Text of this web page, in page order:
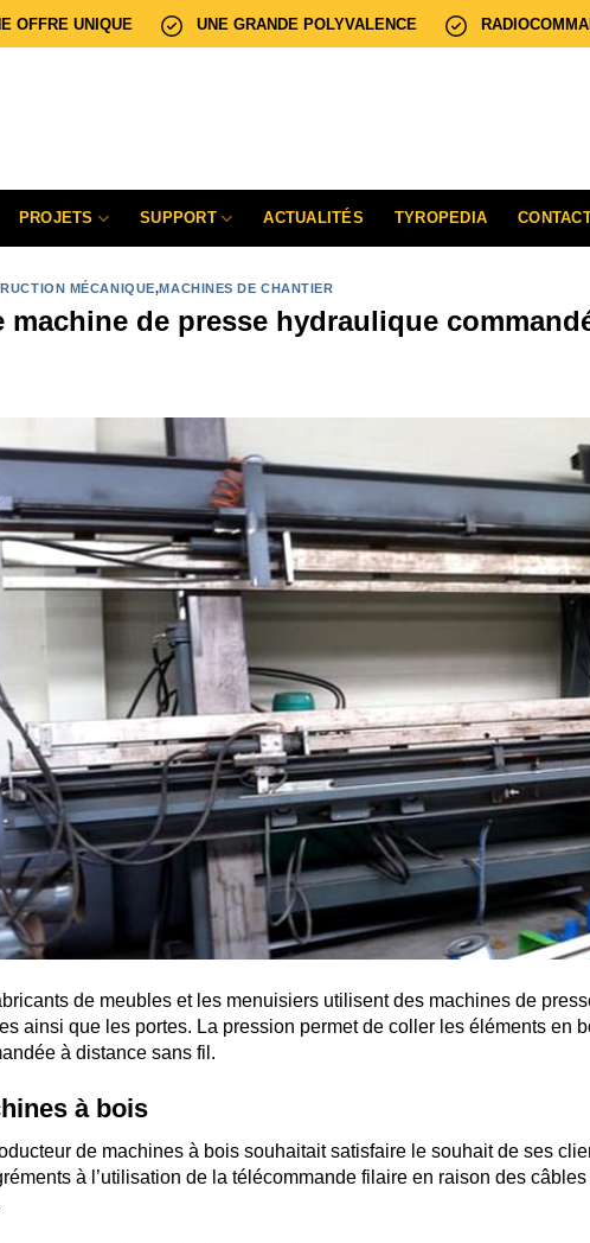
OFFRE UNIQUE UNE GRANDE POLYVALENCE
PROJETS SUPPORT ACTUALITÉS TYROPEDIA
MÉCANIQUE,MACHINES DE CHANTIER
machine de presse hydraulique
de meubles et les menuisiers utilisent des machines de
ainsi que les portes. La pression permet de coller les éléments en
à distance sans fil.
à bois
de machines à bois souhaitait satisfaire le souhait de ses
à l’utilisation de la télécommande filaire en raison des